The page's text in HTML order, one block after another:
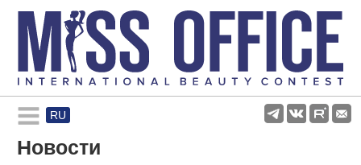
RU
Rules and regulations
Новости